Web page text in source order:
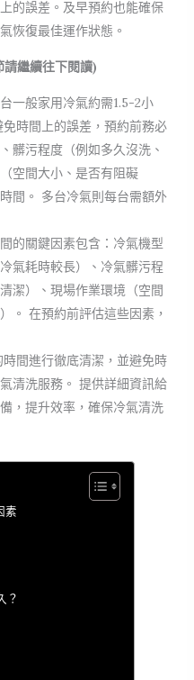
的誤差。及早預約也能確保
恢復最佳運作狀態。
繼續往下閱讀)
一般家用冷氣約需1.5-2小
時間上的誤差，預約前務必
髒污程度（例如多久沒洗、
空間大小、是否有阻礙
間。 多台冷氣則每台需額外
的關鍵因素包含：冷氣機型
氣耗時較長）、冷氣髒污程
潔）、現場作業環境（空間
。 在預約前評估這些因素，
間進行徹底清潔，並避免時
清洗服務。 提供詳細資訊給
，提升效率，確保冷氣清洗
素
？